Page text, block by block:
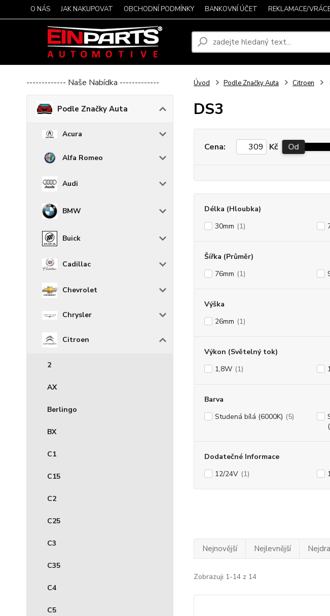
O NÁS JAK NAKUPOVAT OBCHODNÍ PODMÍNKY BANKOVNÍ ÚČET REKLAMACE/
------------- Naše Nabídka -------------
Podle Značky Auta
Acura
Alfa Romeo
Audi
BMW
Buick
Cadillac
Chevrolet
Chrysler
Citroen
2
AX
Berlingo
BX
C1
C15
C2
C25
C3
C35
C4
C5
Úvod Podle Značky Auta Citroen
DS3
Cena: Kč Od
Délka (Hloubka)
30mm (1)
Šířka (Průměr)
76mm (1)
Výška
26mm (1)
Výkon (Světelný tok)
1,8W (1)
Barva
Studená bílá (6000K) (5)
Dodatečné Informace
12/24V (1)
Nejnovější Nejlevnější
Zobrazuji 1-14 z 14